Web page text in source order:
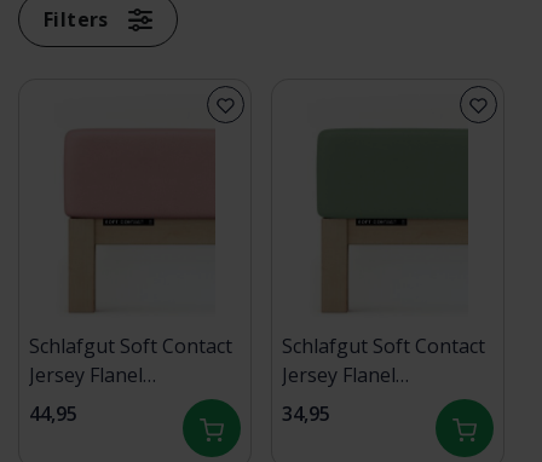
Filters
Schlafgut Soft Contact
Jersey Flanel
Hoeslaken L - 140x200
- 160x200 154 Purple
44,95
Schlafgut Soft Contact
Jersey Flanel
Hoeslaken S - 90x190 -
100x200 665 Green Mid
34,95